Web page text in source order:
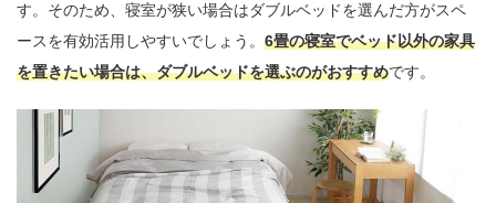
す。そのため、寝室が狭い場合はダブルベッドを選んだ方がスペ
ースを有効活用しやすいでしょう。 6畳の寝室でベッド以外の家具
を置きたい場合は、ダブルベッドを選ぶのがおすすめです。